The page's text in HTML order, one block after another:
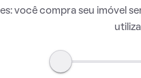
você compra seu imóvel